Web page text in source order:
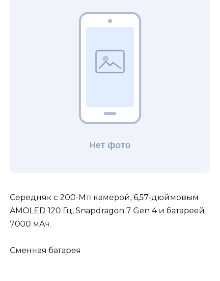
Середняк с 200-Мп камерой, 6,57-дюймовым
AMOLED 120 Гц, Snapdragon 7 Gen 4 и батареей
7000 мАч.
Сменная батарея